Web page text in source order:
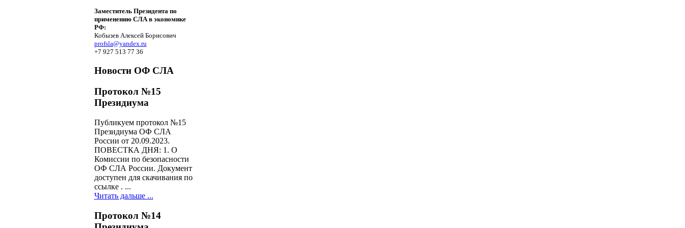
Заместитель Президента по
применению СЛА в экономике
РФ:
Кобызев Алексей Борисович
profsla@yandex.ru
+7 927 513 77 36
Новости ОФ СЛА
Протокол №15
Президиума
Публикуем протокол №15
Президиума ОФ СЛА
России от 20.09.2023.
ПОВЕСТКА ДНЯ: 1. О
Комиссии по безопасности
ОФ СЛА России. Документ
доступен для скачивания по
ссылке . ...
Читать дальше ...
Протокол №14